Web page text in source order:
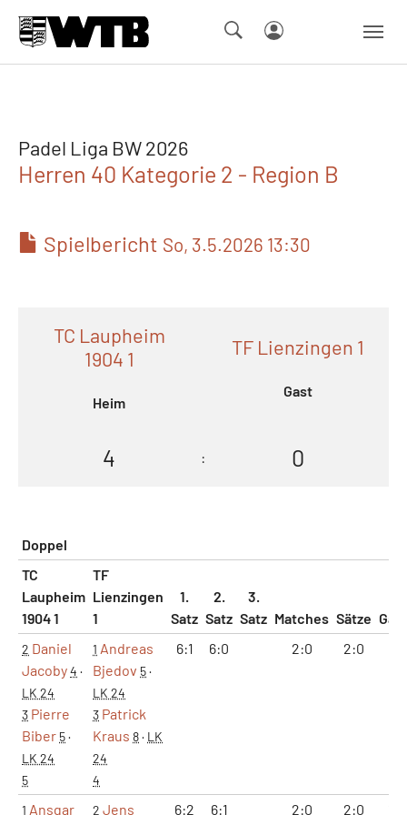
Padel Liga BW 2026
Herren 40 Kategorie 2 - Region B
Spielbericht So, 3.5.2026 13:30
TC Laupheim
1904 1
Heim
TF Lienzingen 1
Gast
4 : 0
Doppel
TC
Laupheim
1904 1
TF
Lienzingen
1
1.
Satz
2.
Satz
3.
Satz Matches Sätze
2 Daniel
Jacoby4 ·
LK 24
3 Pierre
Biber 5·
LK 24
5
1 Andreas
Bjedov 5·
LK 24
3 Patrick
Kraus 8· LK
24
4
6:1 6:0 2:0 2:0
1 Ansgar
2 Jens
6:2 6:1 2:0 2:0